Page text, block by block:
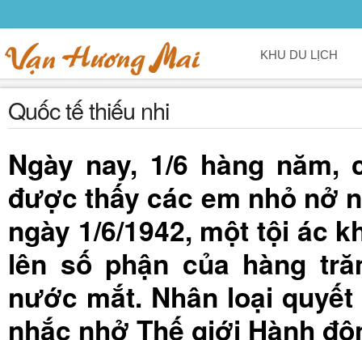
KHU DU LỊCH
Quốc tế thiếu nhi
Ngày nay, 1/6 hàng
được thấy các em nhỏ nở
ngày 1/6/1942, một tội ác
lên số phận của hàng
nước mắt. Nhân loại
nhắc nhở Thế giới Hành